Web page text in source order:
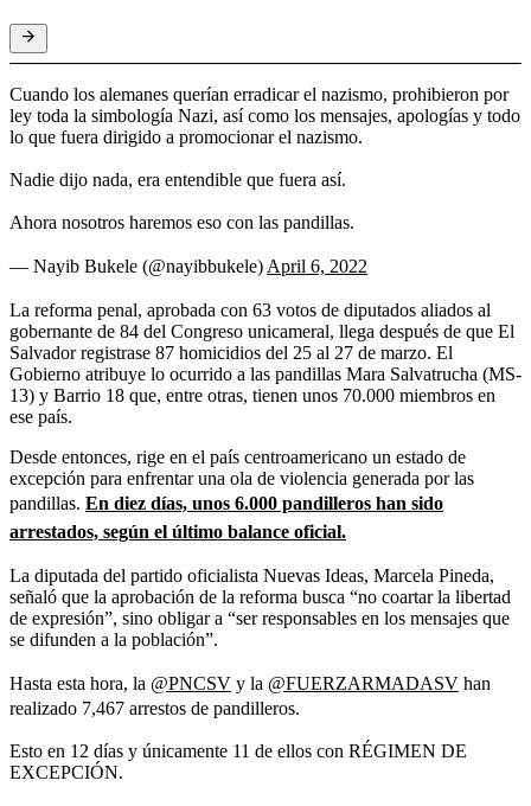
Cuando los alemanes querían erradicar el nazismo, prohibieron por
ley toda la simbología Nazi, así como los mensajes, apologías y todo
lo que fuera dirigido a promocionar el nazismo.
Nadie dijo nada, era entendible que fuera así.
Ahora nosotros haremos eso con las pandillas.
— Nayib Bukele (@nayibbukele) April 6, 2022
La reforma penal, aprobada con 63 votos de diputados aliados al
gobernante de 84 del Congreso unicameral, llega después de que El
Salvador registrase 87 homicidios del 25 al 27 de marzo. El
Gobierno atribuye lo ocurrido a las pandillas Mara Salvatrucha (MS-
13) y Barrio 18 que, entre otras, tienen unos 70.000 miembros en
ese país.
Desde entonces, rige en el país centroamericano un estado de
excepción para enfrentar una ola de violencia generada por las
pandillas. En diez días, unos 6.000 pandilleros han sido
arrestados, según el último balance oficial.
La diputada del partido oficialista Nuevas Ideas, Marcela Pineda,
señaló que la aprobación de la reforma busca “no coartar la libertad
de expresión”, sino obligar a “ser responsables en los mensajes que
se difunden a la población”.
Hasta esta hora, la @PNCSV y la @FUERZARMADASV han
realizado 7,467 arrestos de pandilleros.
Esto en 12 días y únicamente 11 de ellos con RÉGIMEN DE
EXCEPCIÓN.